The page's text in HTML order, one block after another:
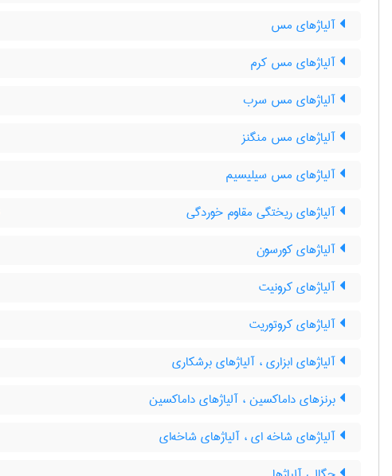
آلیاژهای مس
آلیاژهای مس کرم
آلیاژهای مس سرب
آلیاژهای مس منگنز
آلیاژهای مس سیلیسیم
آلیاژهای ریختگی مقاوم خوردگی
آلیاژهای کورسون
آلیاژهای کرونیت
آلیاژهای کروتوریت
آلیاژهای ابزاری ، آلیاژهای برشکاری
برنزهای داماکسین ، آلیاژهای داماکسین
آلیاژهای شاخه ای ، آلیاژهای شاخه‌ای